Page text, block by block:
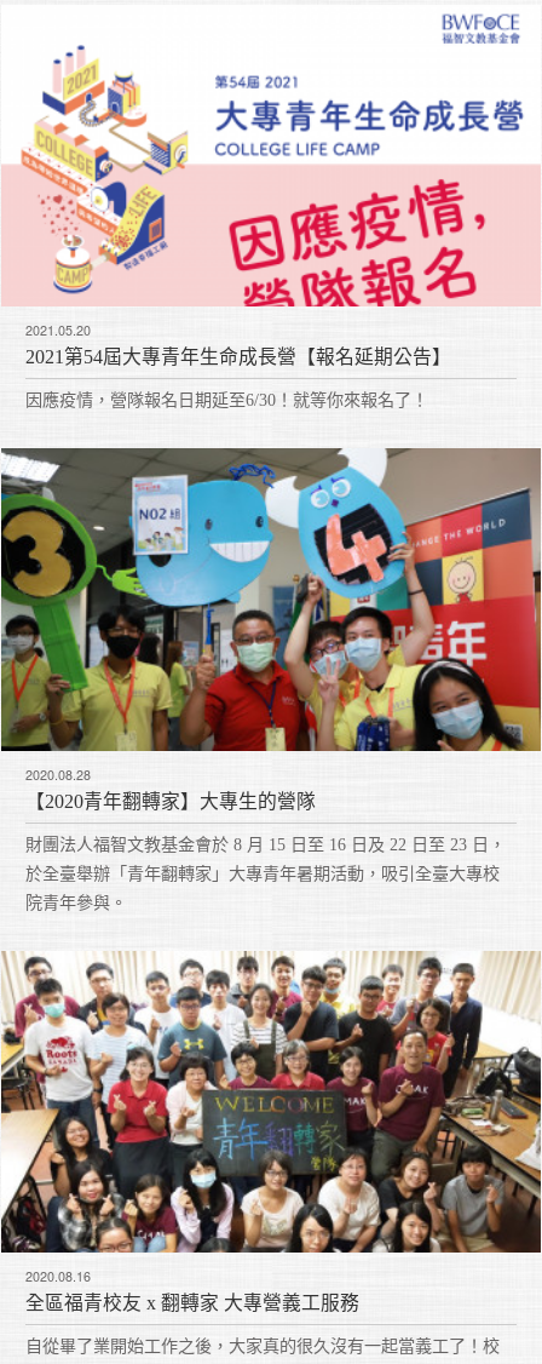
2021.05.20
2021第54屆大專青年生命成長營【報名延期公告】
因應疫情，營隊報名日期延至6/30！就等你來報名了！
2020.08.28
【2020青年翻轉家】大專生的營隊
財團法人福智文教基金會於 8 月 15 日至 16 日及 22 日至 23 日，
於全臺舉辦「青年翻轉家」大專青年暑期活動，吸引全臺大專校
院青年參與。
2020.08.16
全區福青校友 x 翻轉家 大專營義工服務
自從畢了業開始工作之後，大家真的很久沒有一起當義工了！校